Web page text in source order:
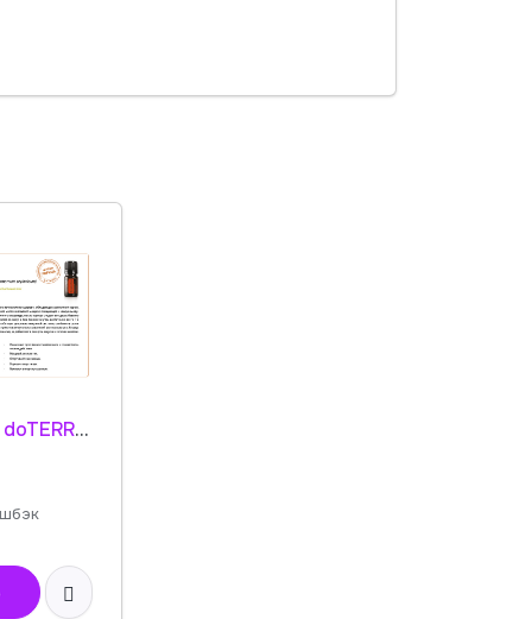
Листовка doTERRA "Корица. Эфирное масло" 30030001